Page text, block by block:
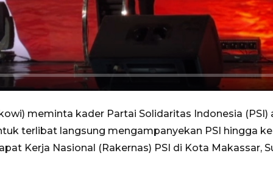
meminta kader Partai Solidaritas Indonesia
terlibat langsung mengampanyekan PSI hingga
Kerja Nasional (Rakernas) PSI di Kota Makassar,